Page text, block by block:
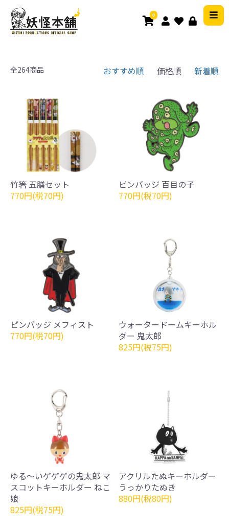
0
全264商品 おすすめ順 価格順 新着順
竹箸 五膳セット
770円(税70円)
ピンバッジ 百目の子
770円(税70円)
ピンバッジ メフィスト
770円(税70円)
ウォータードームキーホル
ダー 鬼太郎
825円(税75円)
ゆる～いゲゲゲの鬼太郎 マ
スコットキーホルダー ねこ
娘
825円(税75円)
アクリルたぬキーホルダー
うっかりたぬき
880円(税80円)